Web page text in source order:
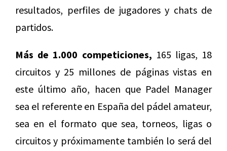
resultados, perfiles de jugadores y chats de
partidos.
Más de 1.000 competiciones, 165 ligas, 18
circuitos y 25 millones de páginas vistas en
este último año, hacen que Padel Manager
sea el referente en España del pádel amateur,
sea en el formato que sea, torneos, ligas o
circuitos y próximamente también lo será del